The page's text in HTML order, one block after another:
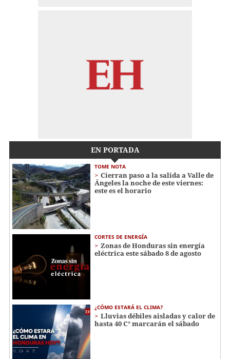
EN PORTADA
TOME NOTA
Cierran paso a la salida a Valle de
Ángeles la noche de este viernes:
este es el horario
CORTES DE ENERGÍA
Zonas de Honduras sin energía
eléctrica este sábado 8 de agosto
¿CÓMO ESTARÁ EL CLIMA?
Lluvias débiles aisladas y calor de
hasta 40 C° marcarán el sábado